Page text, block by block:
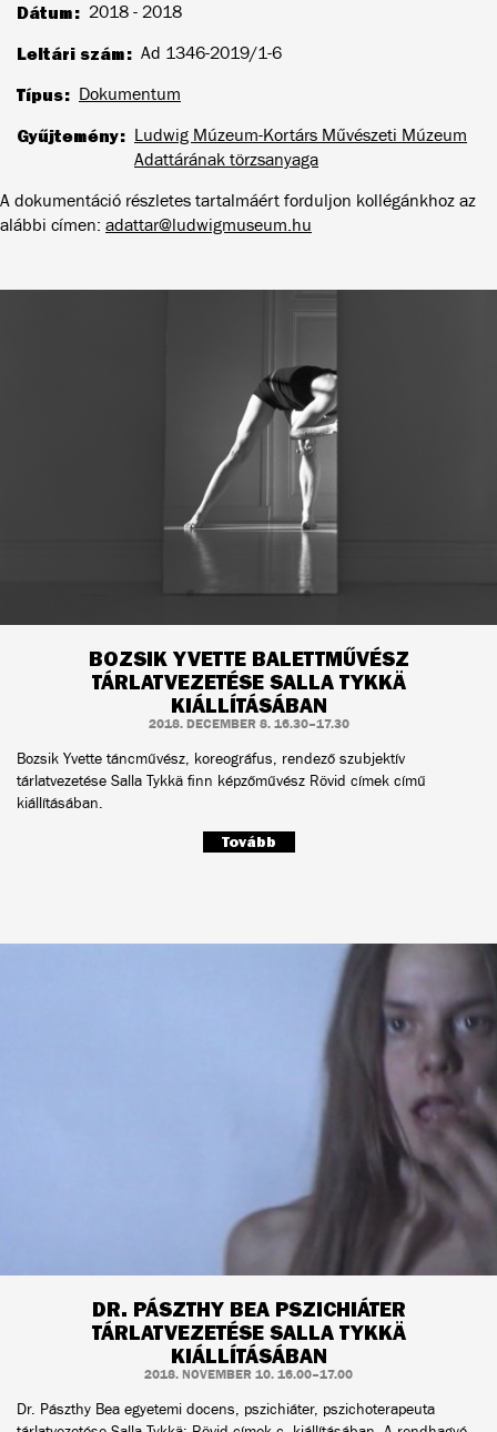
Dátum 2018 - 2018
Leltári szám Ad 1346-2019/1-6
Típus Dokumentum
Gyűjtemény
Ludwig Múzeum-Kortárs Művészeti Múzeum
Adattárának törzsanyaga
A dokumentáció részletes tartalmáért forduljon kollégánkhoz az
alábbi címen: adattar@ludwigmuseum.hu
BOZSIK YVETTE BALETTMŰVÉSZ
TÁRLATVEZETÉSE SALLA TYKKÄ
KIÁLLÍTÁSÁBAN
2018. DECEMBER 8. 16.30–17.30
Bozsik Yvette táncművész, koreográfus, rendező szubjektív
tárlatvezetése Salla Tykkä finn képzőművész Rövid címek című
kiállításában.
Tovább
DR. PÁSZTHY BEA PSZICHIÁTER
TÁRLATVEZETÉSE SALLA TYKKÄ
KIÁLLÍTÁSÁBAN
2018. NOVEMBER 10. 16.00–17.00
Dr. Pászthy Bea egyetemi docens, pszichiáter, pszichoterapeuta